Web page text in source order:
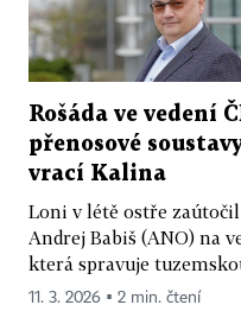
Rošáda ve vedení
přenosové
vrací Kalina
Loni v létě ostře
Andrej Babiš (ANO) na
která spravuje
11. 3. 2026 ▪ 2 min. čtení